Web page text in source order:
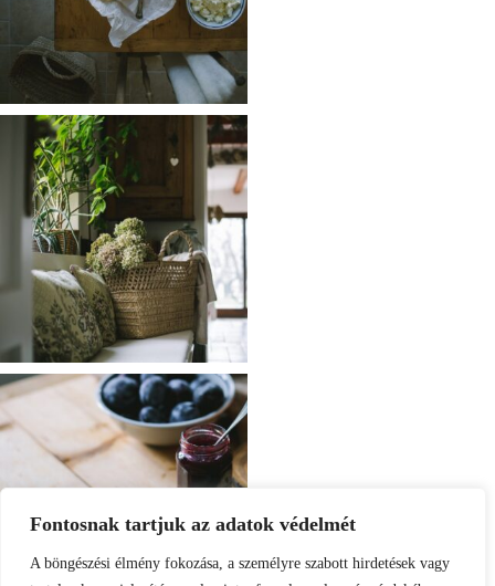
Fontosnak tartjuk az adatok védelmét
A böngészési élmény fokozása, a személyre szabott hirdetések vagy